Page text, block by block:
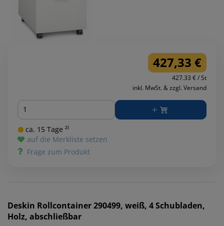
427,33 €
427.33 € / St
inkl. MwSt. & zzgl. Versand
Menge
ca. 15 Tage ²⁾
auf die Merkliste setzen
Frage zum Produkt
Deskin Rollcontainer 290499, weiß, 4 Schubladen,
Holz, abschließbar